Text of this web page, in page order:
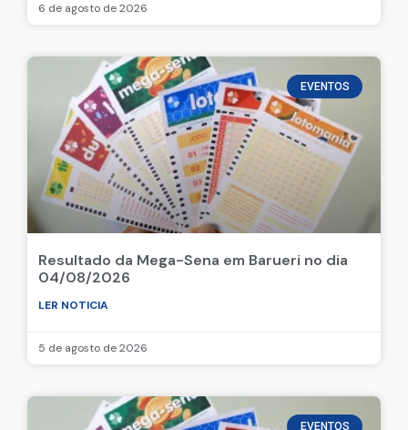
6 de agosto de 2026
EVENTOS
Resultado da Mega-Sena em Barueri no dia
04/08/2026
LER NOTICIA
5 de agosto de 2026
EVENTOS